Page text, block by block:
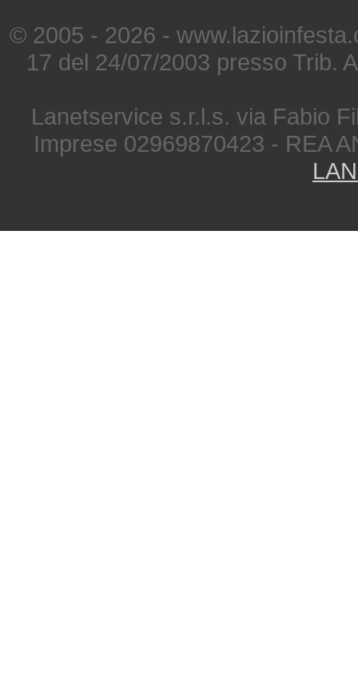
© 2005 - 2026 -
17 del 24/07/2003 presso Trib.
Lanetservice s.r.l.s. via Fabio
Imprese 02969870423 - REA